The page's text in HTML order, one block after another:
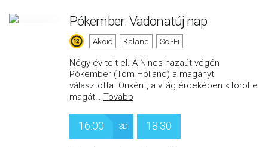
Pókember: Vadonatúj nap
Akció Kaland Sci-Fi
Négy év telt el. A Nincs hazaút végén
Pókember (Tom Holland) a magányt
választotta. Önként, a világ érdekében kitörölte
magát… Tovább
16:00 3D 18:30